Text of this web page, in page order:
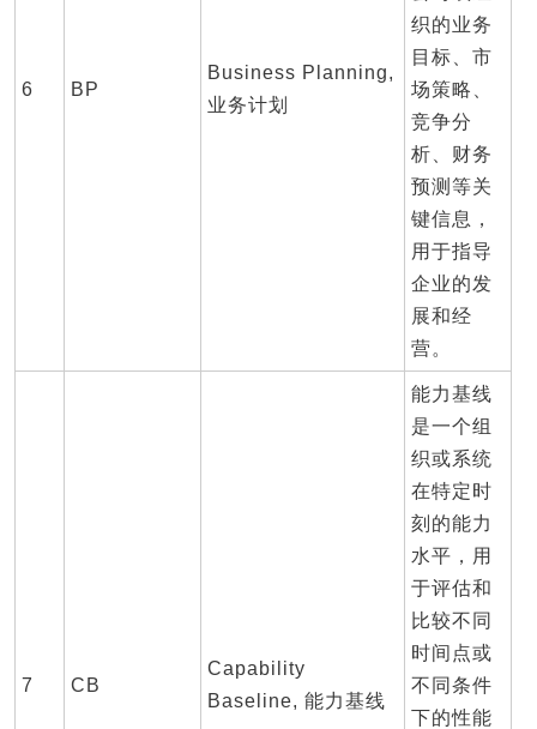
6 BP
Business Planning,
业务计划
织的业务
目标、市
场策略、
竞争分
析、财务
预测等关
键信息，
用于指导
企业的发
展和经
营。
7 CB
Capability
Baseline, 能力基线
能力基线
是一个组
织或系统
在特定时
刻的能力
水平，用
于评估和
比较不同
时间点或
不同条件
下的性能